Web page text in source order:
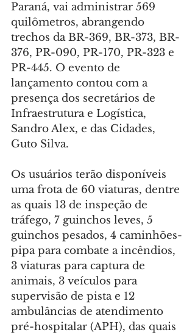
Paraná, vai administrar 569
quilômetros, abrangendo
trechos da BR-369, BR-373, BR-
376, PR-090, PR-170, PR-323 e
PR-445. O evento de
lançamento contou com a
presença dos secretários de
Infraestrutura e Logística,
Sandro Alex, e das Cidades,
Guto Silva.
Os usuários terão disponíveis
uma frota de 60 viaturas, dentre
as quais 13 de inspeção de
tráfego, 7 guinchos leves, 5
guinchos pesados, 4 caminhões-
pipa para combate a incêndios,
3 viaturas para captura de
animais, 3 veículos para
supervisão de pista e 12
ambulâncias de atendimento
pré-hospitalar (APH), das quais